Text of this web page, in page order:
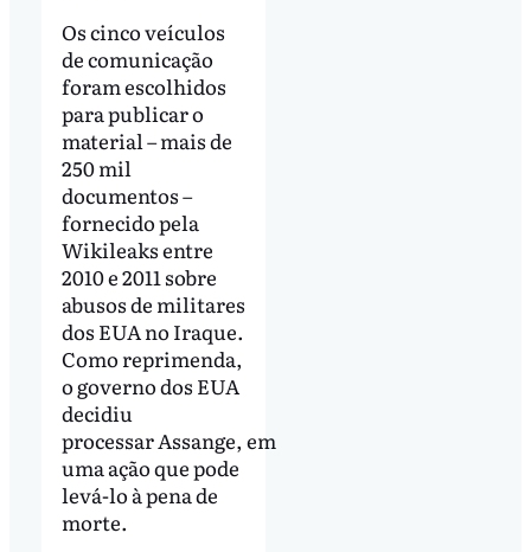
Os cinco veículos
de comunicação
foram escolhidos
para publicar o
material – mais de
250 mil
documentos –
fornecido pela
Wikileaks entre
2010 e 2011 sobre
abusos de militares
dos EUA no Iraque.
Como reprimenda,
o governo dos EUA
decidiu
processar Assange, em
uma ação que pode
levá-lo à pena de
morte.